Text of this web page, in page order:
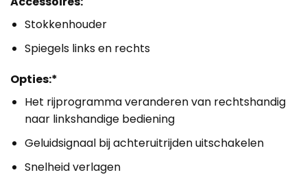
Stokkenhouder
Spiegels links en rechts
Opties:*
Het rijprogramma veranderen van rechtshandig
naar linkshandige bediening
Geluidsignaal bij achteruitrijden uitschakelen
Snelheid verlagen